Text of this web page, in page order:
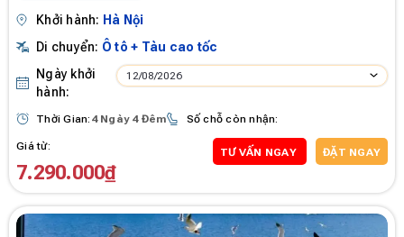
Khởi hành: Hà Nội
Di chuyển: Ô tô + Tàu cao tốc
Ngày khởi
hành:
12/08/2026
Thời Gian: 4 Ngày 4 Đêm Số chỗ còn nhận:
Giá từ:
7.290.000₫
TƯ VẤN NGAY ĐẶT NGAY